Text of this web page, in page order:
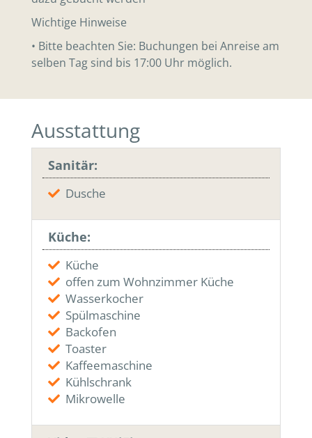
Wichtige Hinweise
• Bitte beachten Sie: Buchungen bei Anreise am
selben Tag sind bis 17:00 Uhr möglich.
Ausstattung
Sanitär:
Dusche
Küche:
Küche
offen zum Wohnzimmer Küche
Wasserkocher
Spülmaschine
Backofen
Toaster
Kaffeemaschine
Kühlschrank
Mikrowelle